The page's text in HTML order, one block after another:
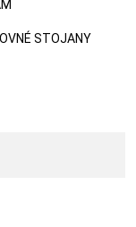
STOJANY